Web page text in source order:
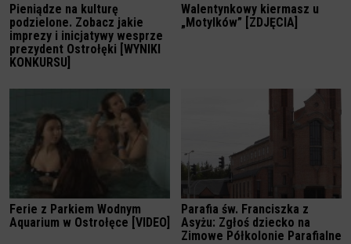
Pieniądze na kulturę
podzielone. Zobacz jakie
imprezy i inicjatywy wesprze
prezydent Ostrołęki [WYNIKI
KONKURSU]
Walentynkowy kiermasz u
„Motylków” [ZDJĘCIA]
Ferie z Parkiem Wodnym
Aquarium w Ostrołęce [VIDEO]
Parafia św. Franciszka z
Asyżu: Zgłoś dziecko na
Zimowe Półkolonie Parafialne